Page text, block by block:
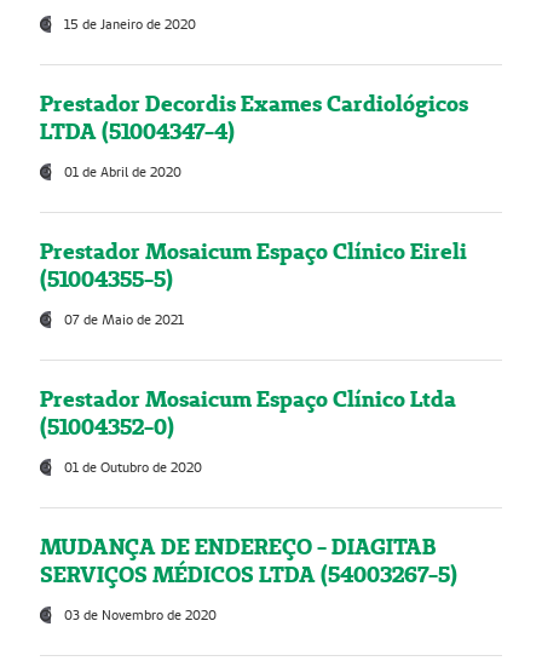
15 de Janeiro de 2020
Prestador Decordis Exames Cardiológicos
LTDA (51004347-4)
01 de Abril de 2020
Prestador Mosaicum Espaço Clínico Eireli
(51004355-5)
07 de Maio de 2021
Prestador Mosaicum Espaço Clínico Ltda
(51004352-0)
01 de Outubro de 2020
MUDANÇA DE ENDEREÇO - DIAGITAB
SERVIÇOS MÉDICOS LTDA (54003267-5)
03 de Novembro de 2020